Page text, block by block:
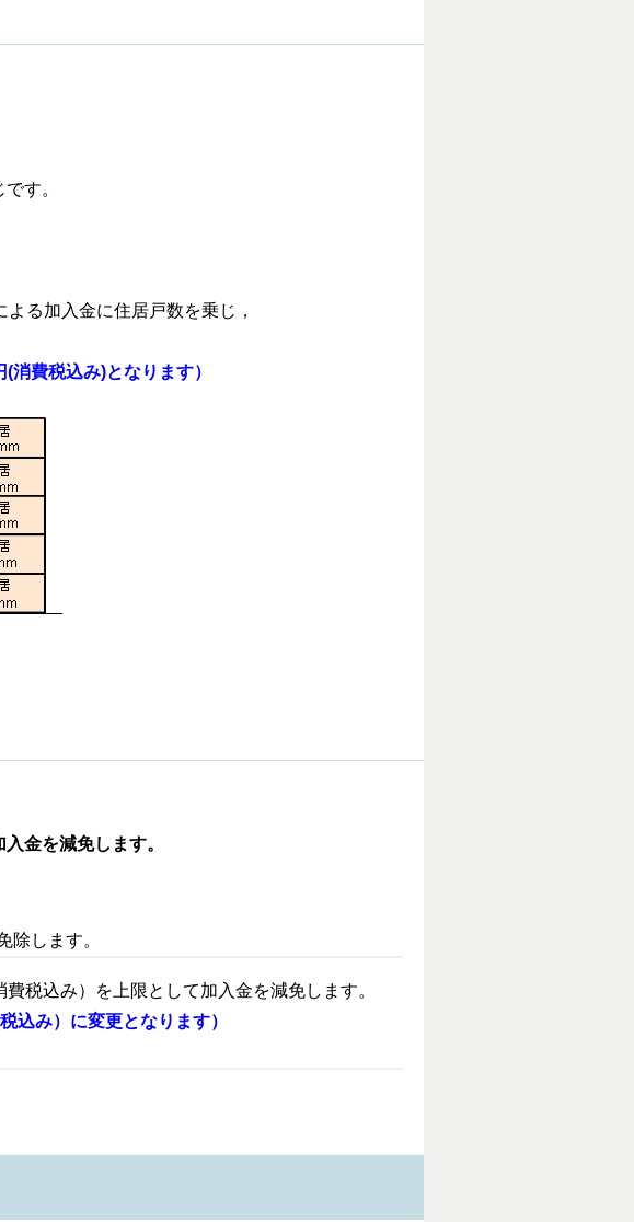
す。
る加入金に住居戸数を乗じ，
(消費税込み)となります）
金を減免します。
除します。
税込み）を上限として加入金を減免します。
込み）に変更となります）